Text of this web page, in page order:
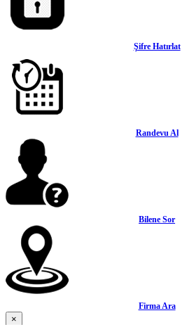
Şifre Hatırlat
Randevu Al
Bilene Sor
Firma Ara
×